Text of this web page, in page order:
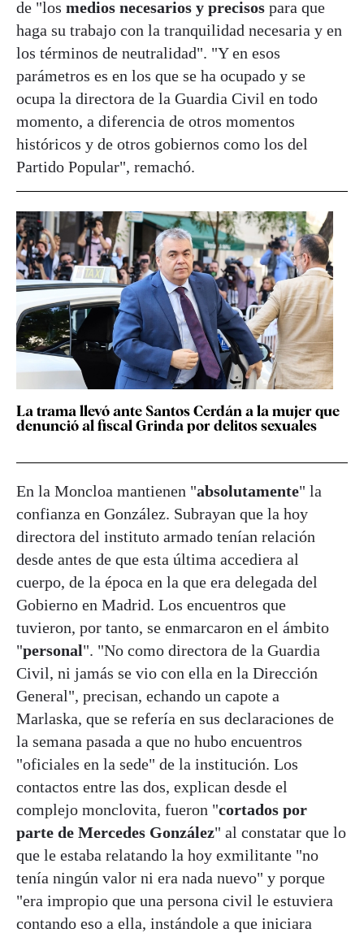
de "los medios necesarios y precisos para que
haga su trabajo con la tranquilidad necesaria y en
los términos de neutralidad". "Y en esos
parámetros es en los que se ha ocupado y se
ocupa la directora de la Guardia Civil en todo
momento, a diferencia de otros momentos
históricos y de otros gobiernos como los del
Partido Popular", remachó.
La trama llevó ante Santos Cerdán a la mujer que
denunció al fiscal Grinda por delitos sexuales
En la Moncloa mantienen "absolutamente" la
confianza en González. Subrayan que la hoy
directora del instituto armado tenían relación
desde antes de que esta última accediera al
cuerpo, de la época en la que era delegada del
Gobierno en Madrid. Los encuentros que
tuvieron, por tanto, se enmarcaron en el ámbito
"personal". "No como directora de la Guardia
Civil, ni jamás se vio con ella en la Dirección
General", precisan, echando un capote a
Marlaska, que se refería en sus declaraciones de
la semana pasada a que no hubo encuentros
"oficiales en la sede" de la institución. Los
contactos entre las dos, explican desde el
complejo monclovita, fueron "cortados por
parte de Mercedes González" al constatar que lo
que le estaba relatando la hoy exmilitante "no
tenía ningún valor ni era nada nuevo" y porque
"era impropio que una persona civil le estuviera
contando eso a ella, instándole a que iniciara